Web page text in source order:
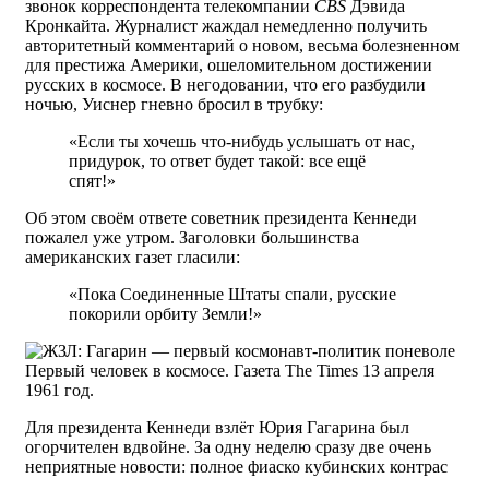
звонок корреспондента телекомпании CBS Дэвида
Кронкайта. Журналист жаждал немедленно получить
авторитетный комментарий о новом, весьма болезненном
для престижа Америки, ошеломительном достижении
русских в космосе. В негодовании, что его разбудили
ночью, Уиснер гневно бросил в трубку:
«Если ты хочешь что-нибудь услышать от нас,
придурок, то ответ будет такой: все ещё
спят!»
Об этом своём ответе советник президента Кеннеди
пожалел уже утром. Заголовки большинства
американских газет гласили:
«Пока Соединенные Штаты спали, русские
покорили орбиту Земли!»
Первый человек в космосе. Газета The Times 13 апреля
1961 год.
Для президента Кеннеди взлёт Юрия Гагарина был
огорчителен вдвойне. За одну неделю сразу две очень
неприятные новости: полное фиаско кубинских контрас